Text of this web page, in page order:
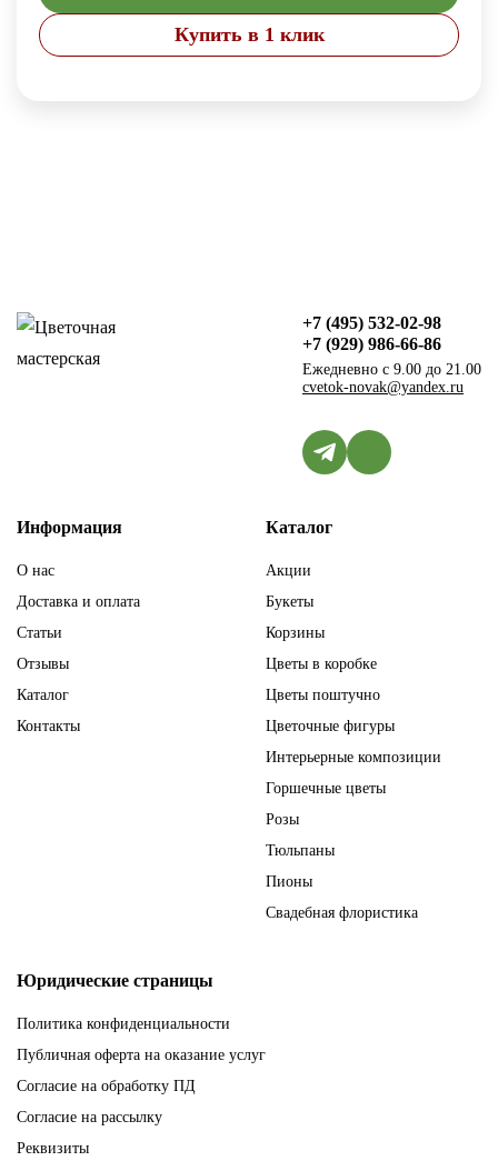
Купить в 1 клик
+7 (495) 532-02-98
+7 (929) 986-66-86
Ежедневно с 9.00 до 21.00
cvetok-novak@yandex.ru
Информация
О нас
Доставка и оплата
Статьи
Отзывы
Каталог
Контакты
Каталог
Акции
Букеты
Корзины
Цветы в коробке
Цветы поштучно
Цветочные фигуры
Интерьерные композиции
Горшечные цветы
Розы
Тюльпаны
Пионы
Свадебная флористика
Юридические страницы
Политика конфиденциальности
Публичная оферта на оказание услуг
Согласие на обработку ПД
Согласие на рассылку
Реквизиты